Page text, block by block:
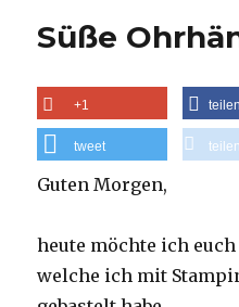
Süße
+1 teilen
tweet teilen
Guten Morgen,
heute möchte ich
welche ich mit